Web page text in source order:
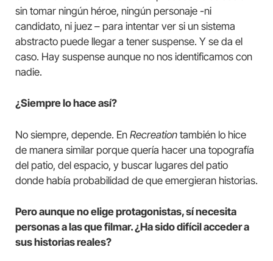
sin tomar ningún héroe, ningún personaje -ni
candidato, ni juez – para intentar ver si un sistema
abstracto puede llegar a tener suspense. Y se da el
caso. Hay suspense aunque no nos identificamos con
nadie.
¿Siempre lo hace así?
No siempre, depende. En Recreation también lo hice
de manera similar porque quería hacer una topografía
del patio, del espacio, y buscar lugares del patio
donde había probabilidad de que emergieran historias.
Pero aunque no elige protagonistas, sí necesita
personas a las que filmar. ¿Ha sido difícil acceder a
sus historias reales?